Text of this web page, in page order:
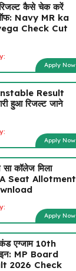
रिजल्ट कैसे चेक करें
Navy MR ka
Check Cut
Apply Now
Result
हुआ रिजल्ट जाने
Apply Now
कॉलेज मिला
Seat Allotment
Apply Now
एग्जाम 10th
MP Board
2026 Check